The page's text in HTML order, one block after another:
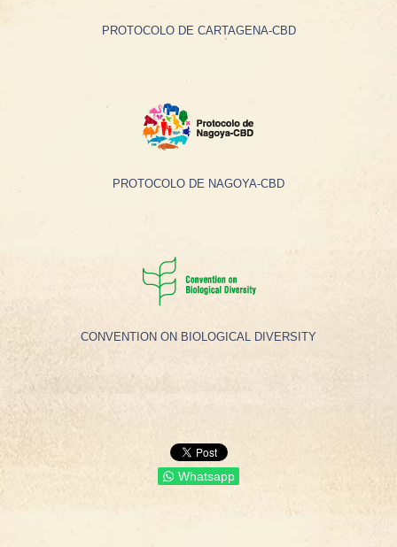
PROTOCOLO DE CARTAGENA-CBD
PROTOCOLO DE NAGOYA-CBD
CONVENTION ON BIOLOGICAL DIVERSITY
Whatsapp